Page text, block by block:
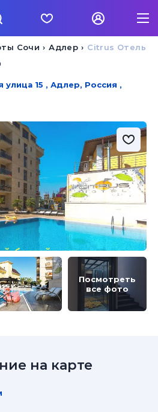
Citrus Отель
Адлер
Сочи
15 , Адлер, Россия ,
Посмотреть
все фото
на карте